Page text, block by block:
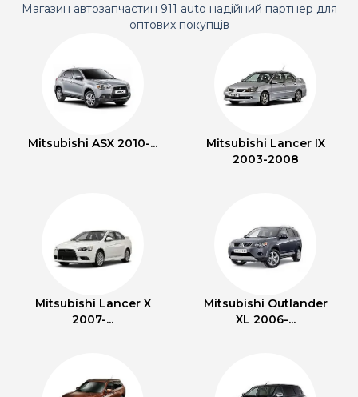
Магазин автозапчастин 911 auto надійний партнер для
оптових покупців
Mitsubishi ASX 2010-...
Mitsubishi Lancer IX
2003-2008
Mitsubishi Lancer X
2007-...
Mitsubishi Outlander
XL 2006-...